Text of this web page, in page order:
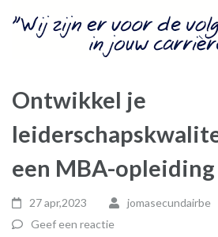
Ontwikkel je
een MBA-opleiding
27 apr,2023
jomasecundairbe
Geef een reactie